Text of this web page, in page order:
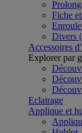
Fiche
Divers
Accessoires
Explorer par
Eclairage
Applique et